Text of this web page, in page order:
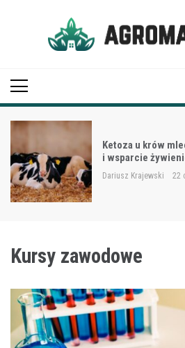
Ketoza u krów
i wsparcie
Dariusz Krajewski 22
Kursy zawodowe